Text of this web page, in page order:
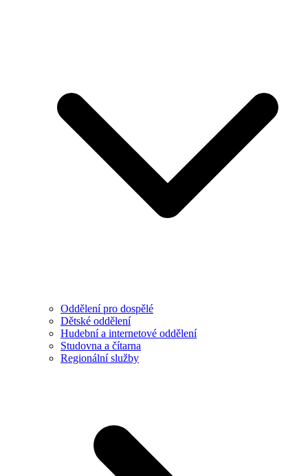
Oddělení pro dospělé
Dětské oddělení
Hudební a internetové oddělení
Studovna a čítarna
Regionální služby